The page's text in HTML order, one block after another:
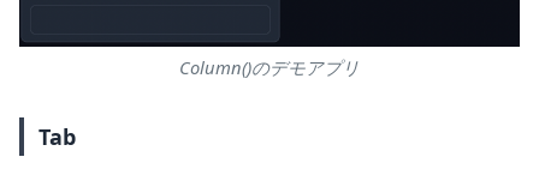
Column()のデモアプリ
Tab